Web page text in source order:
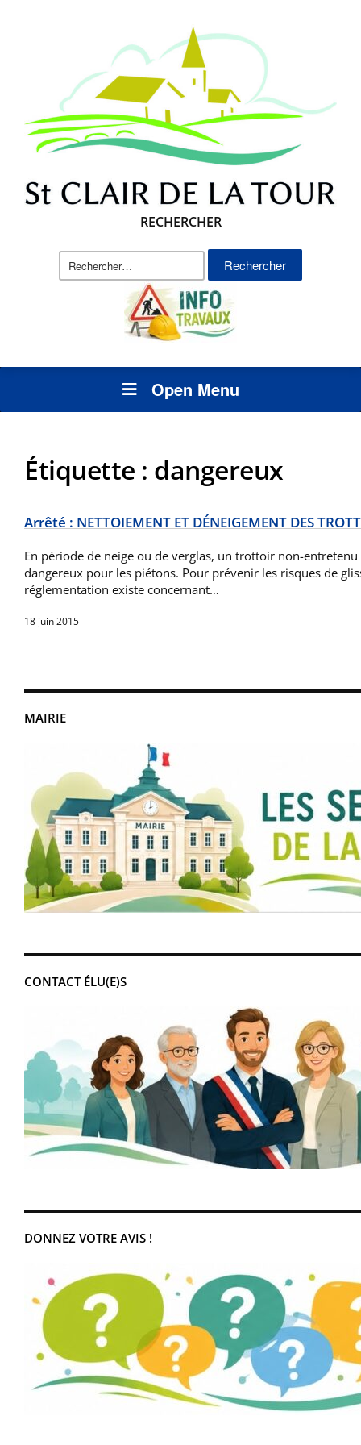
RECHERCHER
Rechercher :
Open Menu
MAIRIE
CONTACT ÉLU(E)S
DONNEZ VOTRE AVIS !
Étiquette : dangereux
Arrêté : NETTOIEMENT ET DÉNEIGEMENT DES
En période de neige ou de verglas, un trottoir non-entretenu
dangereux pour les piétons. Pour prévenir les risques de
réglementation existe concernant…
18 juin 2015